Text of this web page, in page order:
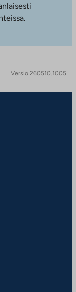
Versio 260510.1005